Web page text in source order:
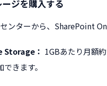
ジを購入する
ンターから、SharePoint
Storage： 1GBあたり月額
きます。